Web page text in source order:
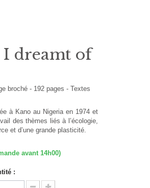
I dreamt of
broché- 192pages -Textes
à Kano au Nigeria en 1974 et
des thèmes liés à l’écologie,
et d’une grande plasticité.
avant 14h00)
: